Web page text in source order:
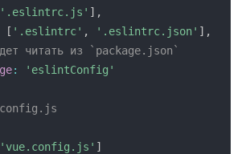
'.eslintrc.js' ] ,
[ '.eslintrc' , '.eslintrc.json' ] ,
читать из `package.json`
:
'eslintConfig'
'vue.config.js' ]